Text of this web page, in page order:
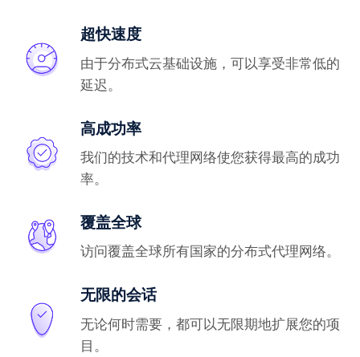
超快速度
由于分布式云基础设施，可以享受非常低的
延迟。
高成功率
我们的技术和代理网络使您获得最高的成功
率。
覆盖全球
访问覆盖全球所有国家的分布式代理网络。
无限的会话
无论何时需要，都可以无限期地扩展您的项
目。